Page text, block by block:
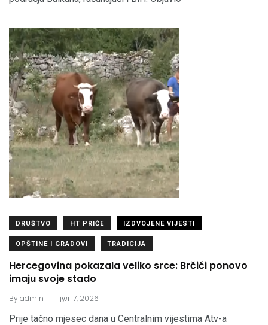
DRUŠTVO HT PRIČE IZDVOJENE VIJESTI
OPŠTINE I GRADOVI TRADICIJA
Hercegovina pokazala veliko srce: Brčići ponovo
imaju svoje stado
Byadmin . јул 17, 2026
Prije tačno mjesec dana u Centralnim vijestima Atv-a